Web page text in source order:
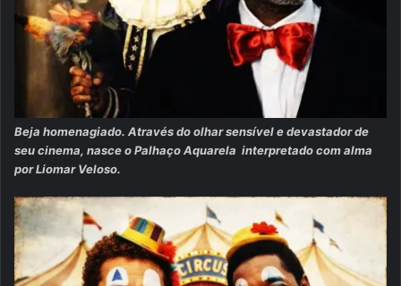
Beja homenagiado. Através do olhar sensível e devastador de
seu cinema, nasce o Palhaço Aquarela interpretado com alma
por Liomar Veloso.